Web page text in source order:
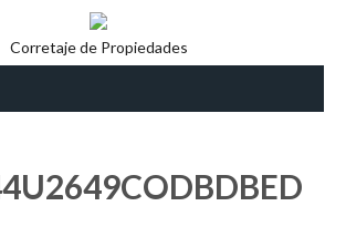
Corretaje de Propiedades